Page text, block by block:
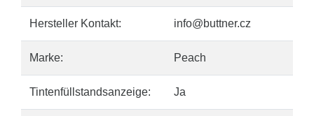
Hersteller Kontakt: info@buttner.cz
Marke: Peach
Tintenfüllstandsanzeige: Ja